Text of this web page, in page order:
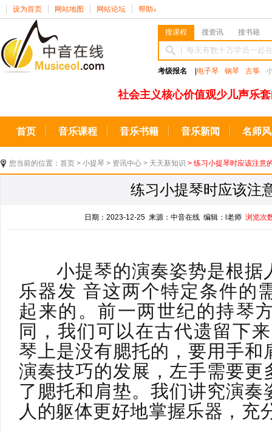
设为首页 网站地图 网站论坛 帮助 ∨
搜课程 搜资讯 搜书籍
考级报名 电子琴 钢琴 古筝
社会主义核心价值观少儿声乐
首页 音乐课程 音乐书籍 音乐新闻 名师
您当前的位置： 首页 > 小提琴 > 资讯中心 > 天天新知识 > 练习小提琴时应该注意
练习小提琴时应该注
日期：2023-12-25 来源：中音在线 编辑：l老师浏览次
小提琴的演奏姿势是根据
乐器发 音这两个特定条件的
起来的。前一两世纪的持琴
同，我们可以在古代遗留下
琴上是没有腮托的，要用手和
演奏技巧的发展，左手需要更
了腮托和肩垫。我们讲究演
人的躯体更好地掌握乐器，充